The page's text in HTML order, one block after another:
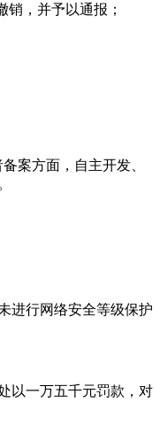
，并予以通报；
案方面，自主开发、
进行网络安全等级保护
以一万五千元罚款，对